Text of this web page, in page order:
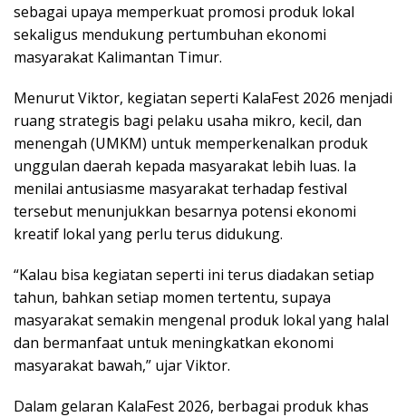
sebagai upaya memperkuat promosi produk lokal
sekaligus mendukung pertumbuhan ekonomi
masyarakat Kalimantan Timur.
Menurut Viktor, kegiatan seperti KalaFest 2026 menjadi
ruang strategis bagi pelaku usaha mikro, kecil, dan
menengah (UMKM) untuk memperkenalkan produk
unggulan daerah kepada masyarakat lebih luas. Ia
menilai antusiasme masyarakat terhadap festival
tersebut menunjukkan besarnya potensi ekonomi
kreatif lokal yang perlu terus didukung.
“Kalau bisa kegiatan seperti ini terus diadakan setiap
tahun, bahkan setiap momen tertentu, supaya
masyarakat semakin mengenal produk lokal yang halal
dan bermanfaat untuk meningkatkan ekonomi
masyarakat bawah,” ujar Viktor.
Dalam gelaran KalaFest 2026, berbagai produk khas